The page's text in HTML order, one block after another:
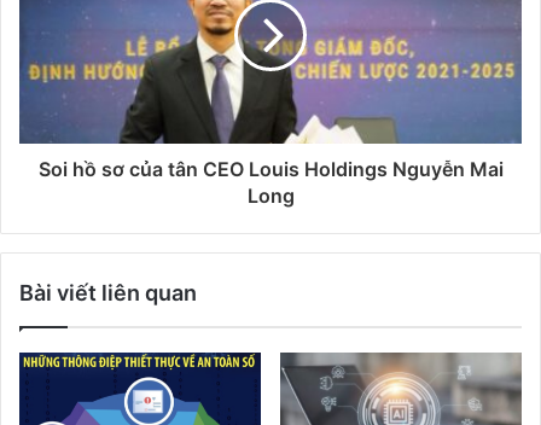
Soi hồ sơ của tân CEO Louis Holdings Nguyễn Mai
Long
Bài viết liên quan